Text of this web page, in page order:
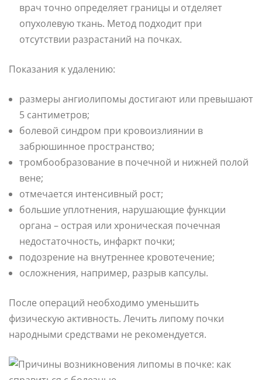
врач точно определяет границы и отделяет
опухолевую ткань. Метод подходит при
отсутствии разрастаний на почках.
Показания к удалению:
размеры ангиолипомы достигают или превышают
5 сантиметров;
болевой синдром при кровоизлиянии в
забрюшинное пространство;
тромбообразование в почечной и нижней полой
вене;
отмечается интенсивный рост;
большие уплотнения, нарушающие функции
органа – острая или хроническая почечная
недостаточность, инфаркт почки;
подозрение на внутреннее кровотечение;
осложнения, например, разрыв капсулы.
После операций необходимо уменьшить
физическую активность. Лечить липому почки
народными средствами не рекомендуется.